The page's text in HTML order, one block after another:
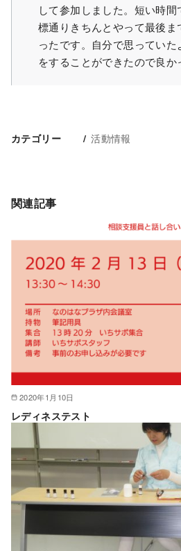
して参加しました。短い時
標通りきちんとやって最後
ったです。自分で思ってい
をすることができたので良か
カテゴリー 活動情報
関連記事
2020年1月10日
レディネステスト